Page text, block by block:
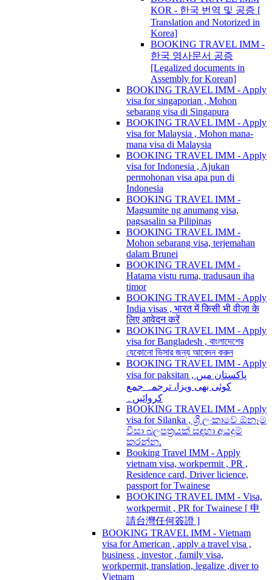
KOR - 한국 번역 및 공증 [
Translation and Notorized in
Korea]
BOOKING TRAVEL IMM -
한국 영사문서 공증
[Legalized documents in
Assembly for Korean]
BOOKING TRAVEL IMM - Apply
visa for singaporian , Mohon
sebarang visa di Singapura
BOOKING TRAVEL IMM - Apply
visa for Malaysia , Mohon mana-
mana visa di Malaysia
BOOKING TRAVEL IMM - Apply
visa for Indonesia , Ajukan
permohonan visa apa pun di
Indonesia
BOOKING TRAVEL IMM -
Magsumite ng anumang visa,
pagsasalin sa Pilipinas
BOOKING TRAVEL IMM -
Mohon sebarang visa, terjemahan
dalam Brunei
BOOKING TRAVEL IMM -
Hatama vistu ruma, tradusaun iha
timor
BOOKING TRAVEL IMM - Apply
India visas , भारत में किसी भी वीज़ा के
लिए आवेदन करें
BOOKING TRAVEL IMM - Apply
visa for Bangladesh , বাংলাদেশের
যেকোনো ভিসার জন্য আবেদন করুন
BOOKING TRAVEL IMM - Apply
visa for paksitan , پاکستان میں
کوئی بھی ویزا، ترجمہ جمع
کروائیں۔
BOOKING TRAVEL IMM - Apply
visa for Silanka , ශ්‍රී ලංකාවේ ඕනෑම
වීසා බලපත්‍රයක් සඳහා අයදුම්
කරන්න.
Booking Travel IMM - Apply
vietnam visa, workpermit , PR ,
Residence card, Driver licience,
passport for Twainese
BOOKING TRAVEL IMM - Visa,
workpermit , PR for Twainese [ 申
請台灣任何簽證 ]
BOOKING TRAVEL IMM - Vietnam
visa for American , apply a travel visa ,
business , investor , family visa,
workpermit, translation, legalize ,diver to
Vietnam